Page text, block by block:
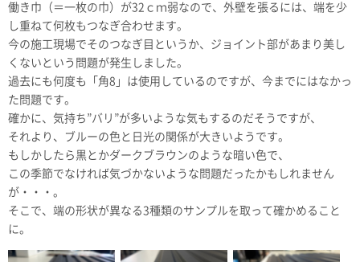
働き巾（＝一枚の巾）が32ｃｍ弱なので、外壁を張るには、端を少
し重ねて何枚もつなぎ合わせます。
今の施工現場でそのつなぎ目というか、ジョイント部があまり美し
くないという問題が発生しました。
過去にも何度も「角8」は使用しているのですが、今までにはなかっ
た問題です。
確かに、気持ち”バリ”が多いような気もするのだそうですが、
それより、ブルーの色と日光の関係が大きいようです。
もしかしたら黒とかダークブラウンのような暗い色で、
この季節でなければ気づかないような問題だったかもしれません
が・・・。
そこで、端の形状が異なる3種類のサンプルを取って確かめること
に。